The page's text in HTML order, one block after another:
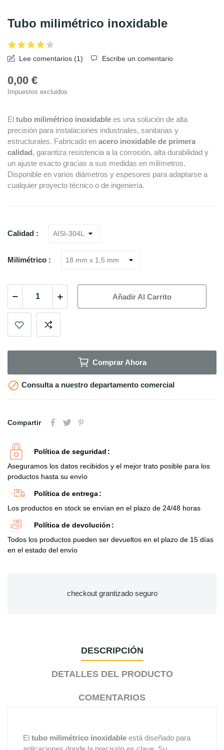
Tubo milimétrico inoxidable
Lee comentarios (1) Escribe un comentario
0,00 €
Impuestos excluidos
El tubo milimétrico inoxidable es una solución de alta
precisión para instalaciones industriales, sanitarias y
estructurales. Fabricado en acero inoxidable de primera
calidad, garantiza resistencia a la corrosión, alta durabilidad y
un ajuste exacto gracias a sus medidas en milímetros.
Disponible en varios diámetros y espesores para adaptarse a
cualquier proyecto técnico o de ingeniería.
Calidad :
Milimétrico :
Añadir Al Carrito
Comprar Ahora
 Consulta a nuestro departamento comercial
Compartir
Política de seguridad
Aseguramos los datos recibidos y el mejor trato posible para los
productos hasta su envío
Política de entrega
Los productos en stock se envían en el plazo de 24/48 horas
Política de devolución
Todos los productos pueden ser devueltos en el plazo de 15 días
en el estado del envío
checkout grantizado seguro
DESCRIPCIÓN
DETALLES DEL PRODUCTO
COMENTARIOS
El tubo milimétrico inoxidable está diseñado para